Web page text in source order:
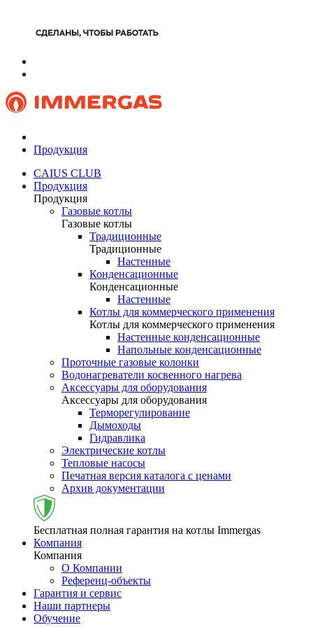
Продукция
CAIUS CLUB
Продукция
Продукция
Газовые котлы
Газовые котлы
Традиционные
Традиционные
Настенные
Конденсационные
Конденсационные
Настенные
Котлы для коммерческого применения
Котлы для коммерческого применения
Настенные конденсационные
Напольные конденсационные
Проточные газовые колонки
Водонагреватели косвенного нагрева
Аксессуары для оборудования
Аксессуары для оборудования
Терморегулирование
Дымоходы
Гидравлика
Электрические котлы
Тепловые насосы
Печатная версия каталога с ценами
Архив документации
Бесплатная полная гарантия на котлы Immergas
Компания
Компания
О Компании
Референц-объекты
Гарантия и сервис
Наши партнеры
Обучение